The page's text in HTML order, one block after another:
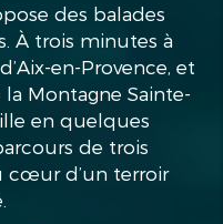
des balades
À trois minutes à
en-Provence, et
Montagne Sainte-
en quelques
de trois
cœur d’un terroir